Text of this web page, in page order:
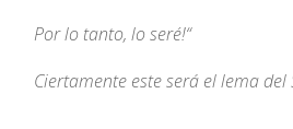
Por lo tanto, lo seré!“
Ciertamente este será el lema del